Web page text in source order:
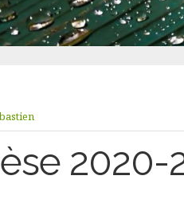
2020-